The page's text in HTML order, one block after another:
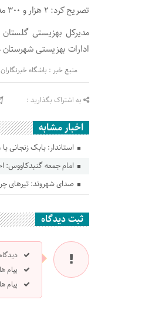
تصریح کرد: ۲ هزار و ۳۰۰ مددجوی ضایعه نخاعی گلستان مستمری دریافت می‌کنند.
مدیرکل بهزیستی
ادارات بهزیستی
منبع خبر : باشگاه
به اشتراک بگذارید :
اخبار مشابه
استاندار: بابک زنجانی با ۱۱ هلدینگ اقتصادی پیگیر سرمایه‌گذاری در گلستان است
امام جمعه گنبدکاووس:
صدای شهروند: تیرهای
ثبت دیدگاه
پیام
پیام